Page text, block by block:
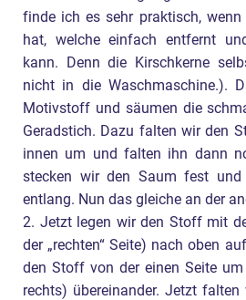
finde ich es sehr praktisch,
hat, welche einfach entfernt
kann. Denn die Kirschkerne
nicht in die Waschmaschine.).
Motivstoff und säumen die
Geradstich. Dazu falten wir den
innen um und falten ihn dann
stecken wir den Saum fest
entlang. Nun das gleiche an der
2. Jetzt legen wir den Stoff mit
der „rechten“ Seite) nach oben
den Stoff von der einen Seite
rechts) übereinander. Jetzt